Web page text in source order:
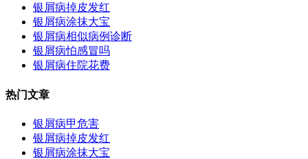
银屑病掉皮发红
银屑病涂抹大宝
银屑病相似病例诊断
银屑病怕感冒吗
银屑病住院花费
热门文章
银屑病甲危害
银屑病掉皮发红
银屑病涂抹大宝